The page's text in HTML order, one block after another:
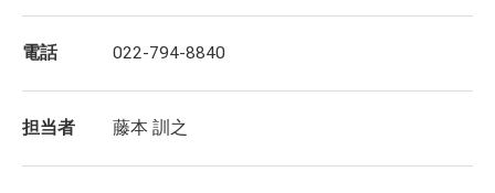
電話 022-794-8840
担当者 藤本 訓之